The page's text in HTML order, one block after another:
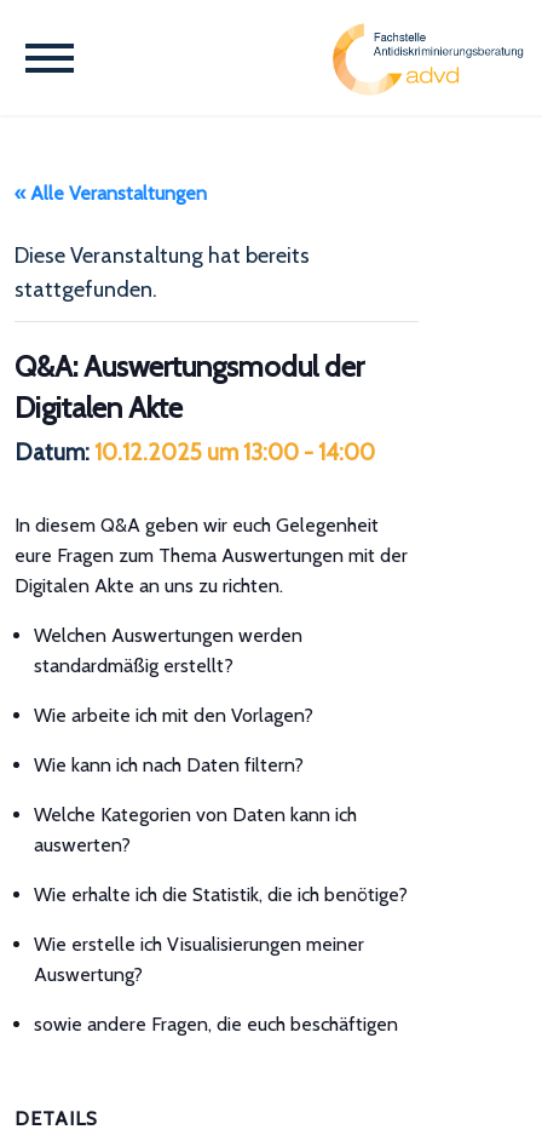
« Alle Veranstaltungen
Diese Veranstaltung hat bereits
stattgefunden.
Q&A: Auswertungsmodul der
Digitalen Akte
Datum:10.12.2025 um 13:00 -14:00
In diesem Q&A geben wir euch Gelegenheit
eure Fragen zum Thema Auswertungen mit der
Digitalen Akte an uns zu richten.
Welchen Auswertungen werden
standardmäßig erstellt?
Wie arbeite ich mit den Vorlagen?
Wie kann ich nach Daten filtern?
Welche Kategorien von Daten kann ich
auswerten?
Wie erhalte ich die Statistik, die ich benötige?
Wie erstelle ich Visualisierungen meiner
Auswertung?
sowie andere Fragen, die euch beschäftigen
DETAILS